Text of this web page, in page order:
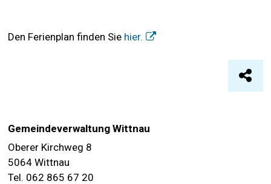
Den Ferienplan finden Sie hier.
FOOTER
Gemeindeverwaltung Wittnau
Oberer Kirchweg 8
5064 Wittnau
Tel. 062 865 67 20